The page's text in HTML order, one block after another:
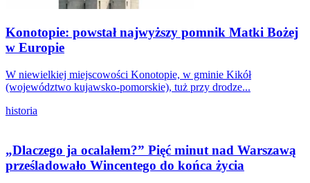
Konotopie: powstał najwyższy pomnik Matki Bożej
w Europie
W niewielkiej miejscowości Konotopie, w gminie Kikół
(województwo kujawsko-pomorskie), tuż przy drodze...
historia
„Dlaczego ja ocalałem?” Pięć minut nad Warszawą
prześladowało Wincentego do końca życia